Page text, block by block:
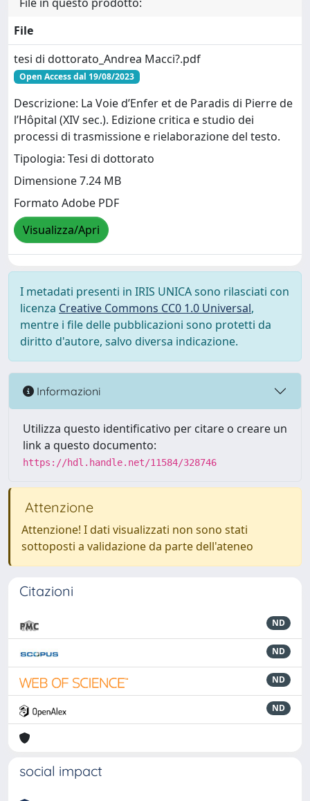
File
tesi di dottorato_Andrea Macci?.pdf
Open Access dal 19/08/2023
Descrizione: La Voie d’Enfer et de Paradis di Pierre de
l’Hôpital (XIV sec.). Edizione critica e studio dei
processi di trasmissione e rielaborazione del testo.
Tipologia: Tesi di dottorato
Dimensione 7.24 MB
Formato Adobe PDF
Visualizza/Apri
I metadati presenti in IRIS UNICA sono rilasciati con
licenza Creative Commons CC0 1.0 Universal,
mentre i file delle pubblicazioni sono protetti da
diritto d'autore, salvo diversa indicazione.
Informazioni
Utilizza questo identificativo per citare o creare un
link a questo documento:
https://hdl.handle.net/11584/328746
Attenzione
Attenzione! I dati visualizzati non sono stati
sottoposti a validazione da parte dell'ateneo
Citazioni
ND
ND
ND
ND
social impact